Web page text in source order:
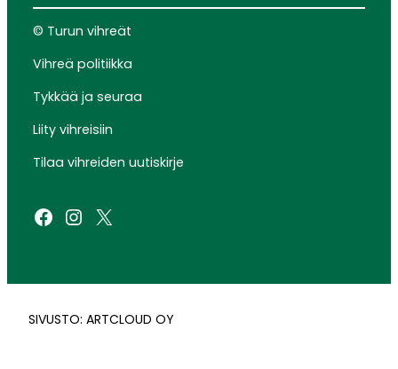
© Turun vihreät
Vihreä politiikka
Tykkää ja seuraa
Liity vihreisiin
Tilaa vihreiden uutiskirje
Facebook
Instagram
X
SIVUSTO: ARTCLOUD OY